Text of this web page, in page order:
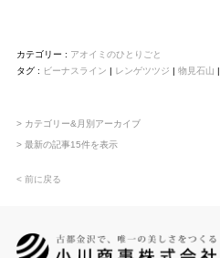
カテゴリー : アオイミのひとりごと
タグ : ビーナスライン | レンゲツツジ | 物見石山 |
> カテゴリー&月別アーカイブ
> 最新の記事15件を表示
< 前に戻る